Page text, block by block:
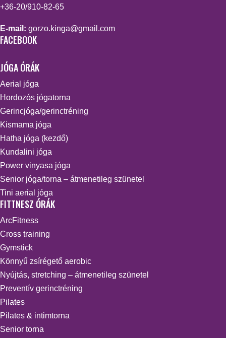
+36-20/910-82-65
E-mail: gorzo.kinga@gmail.com
FACEBOOK
JÓGA ÓRÁK
Aerial jóga
Hordozós jógatorna
Gerincjóga/gerinctréning
Kismama jóga
Hatha jóga (kezdő)
Kundalini jóga
Power vinyasa jóga
Senior jóga/torna – átmenetileg szünetel
Tini aerial jóga
FITTNESZ ÓRÁK
ArcFitness
Cross training
Gymstick
Könnyű zsírégető aerobic
Nyújtás, stretching – átmenetileg szünetel
Preventív gerinctréning
Pilates
Pilates & intimtorna
Senior torna